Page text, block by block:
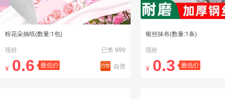
粉花朵抽纸(数量:1包)
现价
已售 999
¥ 0.6 自营
银丝抹布(数量:1条)
现价
¥ 0.3